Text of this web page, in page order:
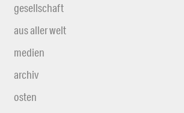
gesellschaft
aus aller welt
medien
archiv
osten